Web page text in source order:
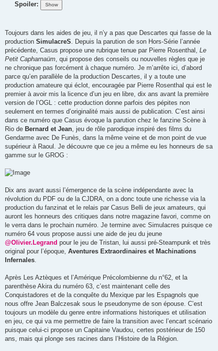
Spoiler:
Toujours dans les aides de jeu, il n’y a pas que Descartes qui fasse de la
production SimulacreS . Depuis la parution de son Hors-Série l’année
précédente, Casus propose une rubrique tenue par Pierre Rosenthal, Le
Petit Capharnaüm , qui propose des conseils ou nouvelles règles que je
ne chronique pas forcément à chaque numéro. Je m’arrête ici, d’abord
parce qu’en parallèle de la production Descartes, il y a toute une
production amateure qui éclot, encouragée par Pierre Rosenthal qui est le
premier à avoir mis la licence d’un jeu en libre, dix ans avant la première
version de l’OGL : cette production donne parfois des pépites non
seulement en termes d’originalité mais aussi de publication. C’est ainsi
dans ce numéro que Casus évoque la parution chez le fanzine Scène à
Rio de Bernard et Jean , jeu de rôle parodique inspiré des films du
Gendarme avec De Funès, dans la même veine et de mon point de vue
supérieur à Raoul. Je découvre que ce jeu a même eu les honneurs de sa
gamme sur le GROG :
Dix ans avant aussi l’émergence de la scène indépendante avec la
révolution du PDF ou de la CJDRA, on a donc toute une richesse via la
production du fanzinat et le relais par Casus Belli de jeux amateurs, qui
auront les honneurs des critiques dans notre magazine favori, comme on
le verra dans le prochain numéro. Je termine avec Simulacres puisque ce
numéro 64 vous propose aussi une aide de jeu du jeune
@Olivier.Legrand pour le jeu de Tristan, lui aussi pré-Steampunk et très
original pour l’époque, Aventures Extraordinaires et Machinations
Infernales.
Après Les Aztèques et l’Amérique Précolombienne du n°62, et la
parenthèse Akira du numéro 63, c’est maintenant celle des
Conquistadores et de la conquête du Mexique par les Espagnols que
nous offre Jean Balczesak sous le pseudonyme de son épouse. C’est
toujours un modèle du genre entre informations historiques et utilisation
en jeu, ce qui va me permettre de faire la transition avec l’encart scénario
puisque celui-ci propose un Capitaine Vaudou, certes postérieur de 150
ans, mais qui plonge ses racines dans l’Histoire de la Région.